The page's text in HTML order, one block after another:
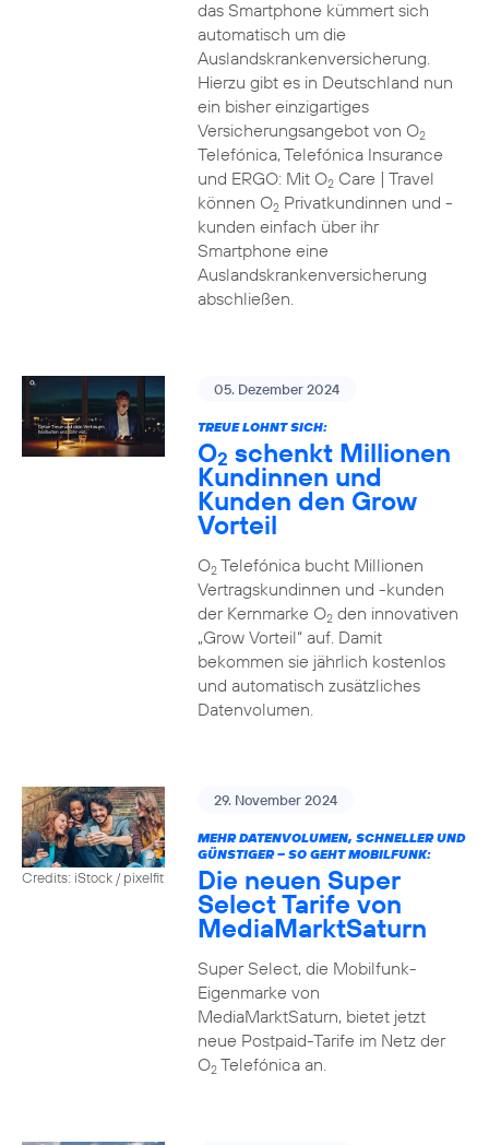
das Smartphone kümmert sich
automatisch um die
Auslandskrankenversicherung.
Hierzu gibt es in Deutschland nun
ein bisher einzigartiges
Versicherungsangebot von O2
Telefónica, Telefónica Insurance
und ERGO: Mit O2Care | Travel
können O2Privatkundinnen und -
kunden einfach über ihr
Smartphone eine
Auslandskrankenversicherung
abschließen.
05. Dezember 2024
TREUE LOHNT SICH:
O2 schenkt Millionen
Kundinnen und
Kunden den Grow
Vorteil
O2Telefónica bucht Millionen
Vertragskundinnen und -kunden
der Kernmarke O2den innovativen
„Grow Vorteil“ auf. Damit
bekommen sie jährlich kostenlos
und automatisch zusätzliches
Datenvolumen.
Credits: iStock / pixelfit
29. November 2024
MEHR DATENVOLUMEN, SCHNELLER UND
GÜNSTIGER – SO GEHT MOBILFUNK:
Die neuen Super
Select Tarife von
MediaMarktSaturn
Super Select, die Mobilfunk-
Eigenmarke von
MediaMarktSaturn, bietet jetzt
neue Postpaid-Tarife im Netz der
O2Telefónica an.